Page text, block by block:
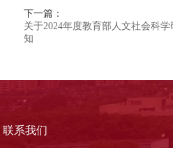
下一篇：
关于2024年度教育部人文社会科
知
联系我们